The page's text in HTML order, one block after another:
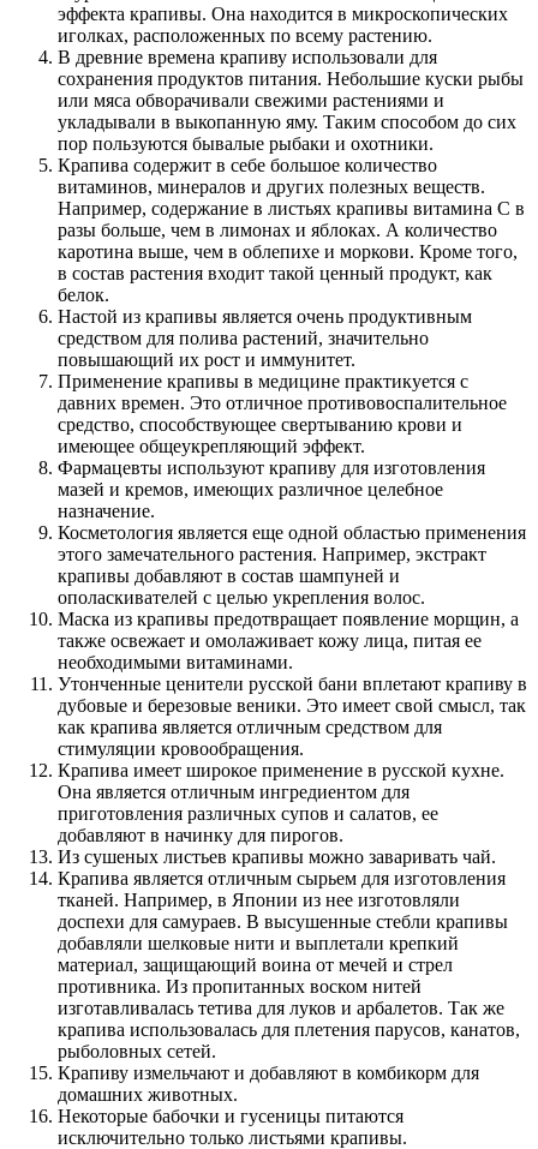
эффекта крапивы. Она находится в микроскопических
иголках, расположенных по всему растению.
В древние времена крапиву использовали для
сохранения продуктов питания. Небольшие куски рыбы
или мяса обворачивали свежими растениями и
укладывали в выкопанную яму. Таким способом до сих
пор пользуются бывалые рыбаки и охотники.
Крапива содержит в себе большое количество
витаминов, минералов и других полезных веществ.
Например, содержание в листьях крапивы витамина С в
разы больше, чем в лимонах и яблоках. А количество
каротина выше, чем в облепихе и моркови. Кроме того,
в состав растения входит такой ценный продукт, как
белок.
Настой из крапивы является очень продуктивным
средством для полива растений, значительно
повышающий их рост и иммунитет.
Применение крапивы в медицине практикуется с
давних времен. Это отличное противовоспалительное
средство, способствующее свертыванию крови и
имеющее общеукрепляющий эффект.
Фармацевты используют крапиву для изготовления
мазей и кремов, имеющих различное целебное
назначение.
Косметология является еще одной областью применения
этого замечательного растения. Например, экстракт
крапивы добавляют в состав шампуней и
ополаскивателей с целью укрепления волос.
Маска из крапивы предотвращает появление морщин, а
также освежает и омолаживает кожу лица, питая ее
необходимыми витаминами.
Утонченные ценители русской бани вплетают крапиву в
дубовые и березовые веники. Это имеет свой смысл, так
как крапива является отличным средством для
стимуляции кровообращения.
Крапива имеет широкое применение в русской кухне.
Она является отличным ингредиентом для
приготовления различных супов и салатов, ее
добавляют в начинку для пирогов.
Из сушеных листьев крапивы можно заваривать чай.
Крапива является отличным сырьем для изготовления
тканей. Например, в Японии из нее изготовляли
доспехи для самураев. В высушенные стебли крапивы
добавляли шелковые нити и выплетали крепкий
материал, защищающий воина от мечей и стрел
противника. Из пропитанных воском нитей
изготавливалась тетива для луков и арбалетов. Так же
крапива использовалась для плетения парусов, канатов,
рыболовных сетей.
Крапиву измельчают и добавляют в комбикорм для
домашних животных.
Некоторые бабочки и гусеницы питаются
исключительно только листьями крапивы.